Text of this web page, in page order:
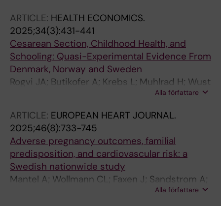
ARTICLE: HEALTH ECONOMICS.
2025;34(3):431-441
Cesarean Section, Childhood Health, and
Schooling: Quasi-Experimental Evidence From
Denmark, Norway and Sweden
Rogvi JA; Butikofer A; Krebs L; Muhlrad H; Wust
Alla författare
ARTICLE: EUROPEAN HEART JOURNAL.
2025;46(8):733-745
Adverse pregnancy outcomes, familial
predisposition, and cardiovascular risk: a
Swedish nationwide study
Mantel A; Wollmann CL; Faxen J; Sandstrom A;
Alla författare